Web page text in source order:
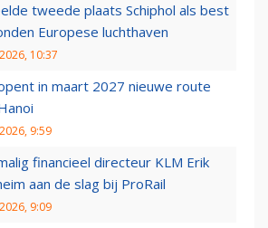
tweede plaats Schiphol als best
Europese luchthaven
10:37
in maart 2027 nieuwe route
9:59
financieel directeur KLM Erik
aan de slag bij ProRail
9:09